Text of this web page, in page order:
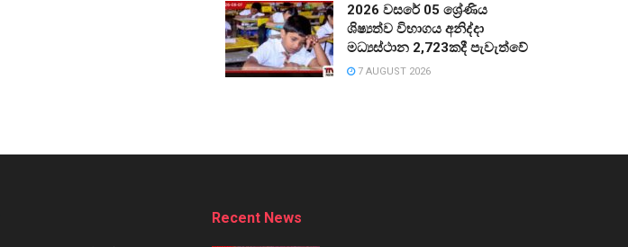
2026 වසරේ 05 ශ්‍රේණිය
ශිෂ්‍යත්ව විභාගය අනිද්දා
මධ්‍යස්ථාන 2,723කදී පැවැත්වේ
7 AUGUST 2026
Recent News